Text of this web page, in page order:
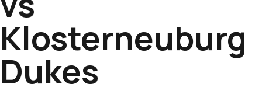
Klosterneuburg
Dukes